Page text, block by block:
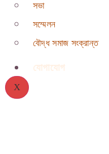
সভা
সম্মেলন
বৌদ্ধ সমাজ সংক্রান্ত
যোগাযোগ
X